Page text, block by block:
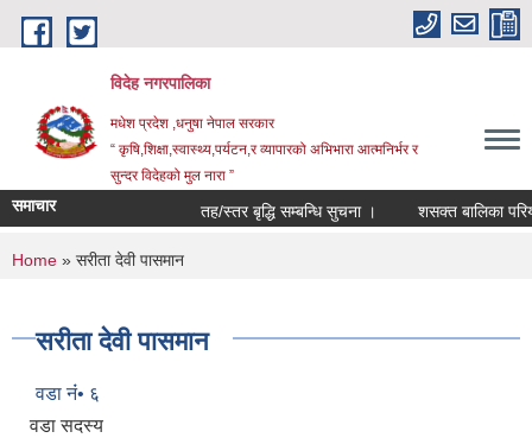
Skip to main content
विदेह नगरपालिका
मधेश प्रदेश ,धनुषा नेपाल सरकार
“ कृषि,शिक्षा,स्वास्थ्य,पर्यटन,र व्यापारको अभिभारा आत्मनिर्भर र
सुन्दर विदेहको मुल नारा ”
समाचार तह/स्तर बृद्धि सम्बन्धि सुचना । शसक्त बालिका
You are here
Home » सरीता देवी पासमान
सरीता देवी पासमान
वडा नंं• ६
वडा सदस्य